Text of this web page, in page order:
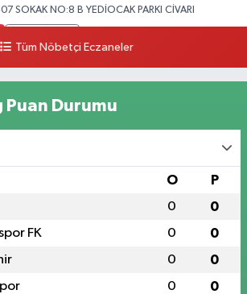
SOKAK NO:8 B YEDİOCAK PARKI CİVARI
Tüm Nöbetçi Eczaneler
Puan Durumu
O P
0 0
FK 0 0
0 0
0 0